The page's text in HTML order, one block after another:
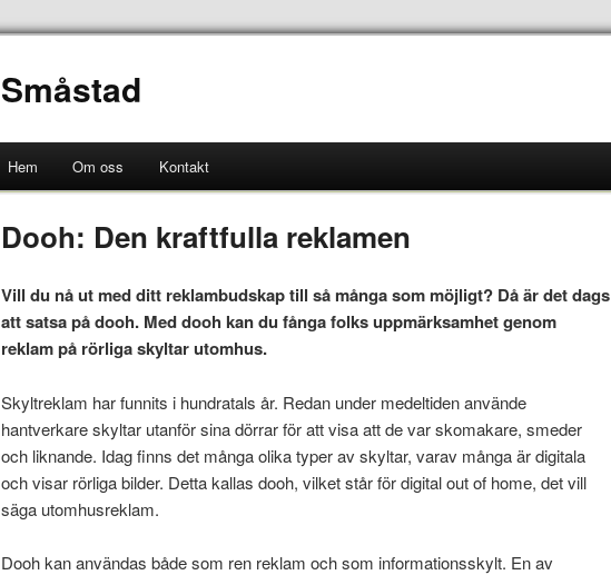
Småstad
Hem Om oss Kontakt
Dooh: Den kraftfulla reklamen
Vill du nå ut med ditt reklambudskap till så många som möjligt? Då är det dags
att satsa på dooh. Med dooh kan du fånga folks uppmärksamhet genom
reklam på rörliga skyltar utomhus.
Skyltreklam har funnits i hundratals år. Redan under medeltiden använde
hantverkare skyltar utanför sina dörrar för att visa att de var skomakare, smeder
och liknande. Idag finns det många olika typer av skyltar, varav många är digitala
och visar rörliga bilder. Detta kallas dooh, vilket står för digital out of home, det vill
säga utomhusreklam.
Dooh kan användas både som ren reklam och som informationsskylt. En av